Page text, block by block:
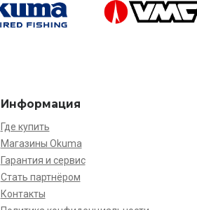
Информация
Где купить
Магазины Okuma
Гарантия и сервис
Стать партнёром
Контакты